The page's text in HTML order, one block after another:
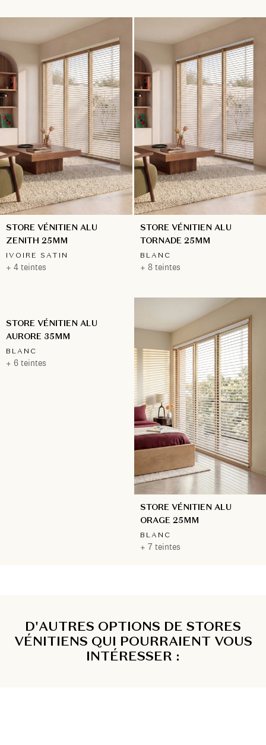
STORE VÉNITIEN ALU
ZENITH 25MM
IVOIRE SATIN
+ 4 teintes
STORE VÉNITIEN ALU
TORNADE 25MM
BLANC
+ 8 teintes
STORE VÉNITIEN ALU
AURORE 35MM
BLANC
+ 6 teintes
STORE VÉNITIEN ALU
ORAGE 25MM
BLANC
+ 7 teintes
D'AUTRES OPTIONS DE STORES
VÉNITIENS QUI POURRAIENT VOUS
INTÉRESSER :